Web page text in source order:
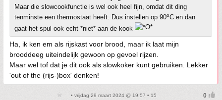
Maar die slowcookfunctie is wel ook heel fijn, omdat dit ding
tenminste een thermostaat heeft. Dus instellen op 90oC en dan
gaat het spul ook echt *niet* aan de kook
Ha, ik ken em als rijskast voor brood, maar ik laat mijn
brooddeeg uiteindelijk gewoon op gevoel rijzen.
Maar wel tof dat je dit ook als slowkoker kunt gebruiken. Lekker
'out of the (rijs-)box' denken!
• vrijdag 29 maart 2024 @ 19:57 • 15